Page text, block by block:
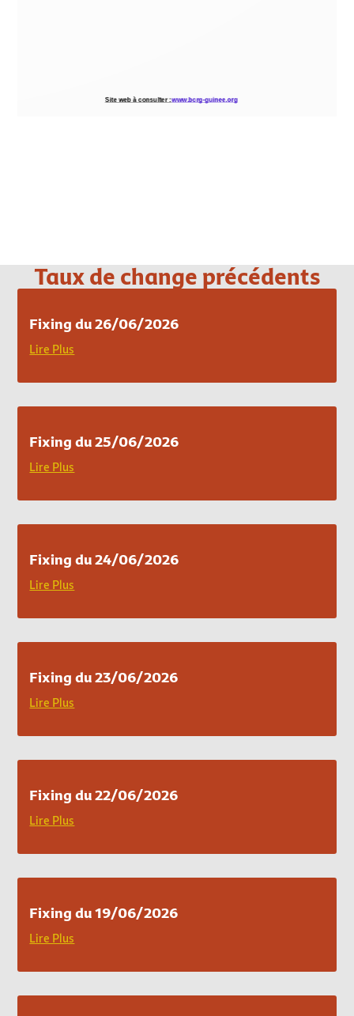
Taux de change précédents
Fixing du 26/06/2026
Lire Plus
Fixing du 25/06/2026
Lire Plus
Fixing du 24/06/2026
Lire Plus
Fixing du 23/06/2026
Lire Plus
Fixing du 22/06/2026
Lire Plus
Fixing du 19/06/2026
Lire Plus